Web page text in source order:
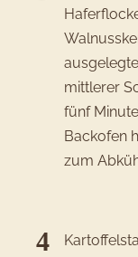
mittlerer
fünf
Backofen
zum